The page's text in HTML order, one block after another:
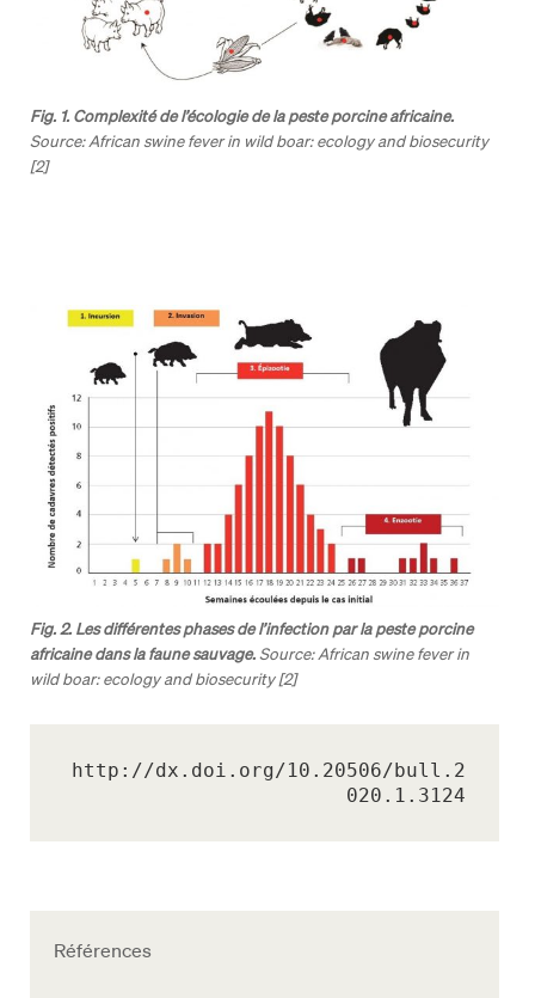
Fig. 1. Complexité de l’écologie de la peste porcine africaine.
Source: African swine fever in wild boar: ecology and biosecurity
[2]
Fig. 2. Les différentes phases de l’infection par la peste porcine
africaine dans la faune sauvage. Source: African swine fever in
wild boar: ecology and biosecurity [2]
http://dx.doi.org/10.20506/bull.2
020.1.3124
Références